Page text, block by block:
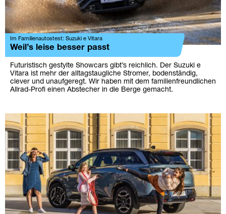
Im Familienautostest: Suzuki e Vitara
Weil’s leise besser passt
Futuristisch gestylte Showcars gibt’s reichlich. Der Suzuki e
Vitara ist mehr der alltagstaugliche Stromer, bodenständig,
clever und unaufgeregt. Wir haben mit dem familienfreundlichen
Allrad-Profi einen Abstecher in die Berge gemacht.